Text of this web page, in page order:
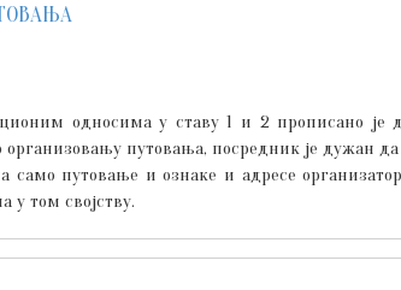
односима у ставу 1 и 2 прописано
организовању путовања, посредник је дужан
само путовање и ознаке и адресе
у том својству.